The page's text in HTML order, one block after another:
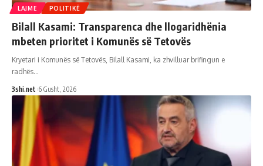
LAJME POLITIKË
Bilall Kasami: Transparenca dhe llogaridhënia
mbeten prioritet i Komunës së Tetovës
Kryetari i Komunës së Tetovës, Bilall Kasami, ka zhvilluar brifingun e
radhës…
3shi.net 6 Gusht, 2026